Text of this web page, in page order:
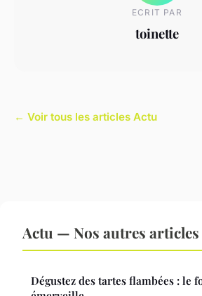
ECRIT PAR
toinette
← Voir tous les articles Actu
Actu — Nos autres articles
Dégustez des tartes flambées : le